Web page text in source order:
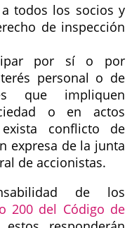
todos los socios y
de inspección
por sí o por
personal o de
que impliquen
o en actos
conflicto de
expresa de la junta
de accionistas.
de los
200 del Código de